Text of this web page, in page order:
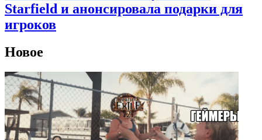
Starfield и анонсировала подарки для
игроков
Новое